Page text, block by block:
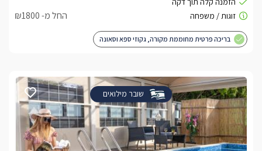
החל מ- ₪1800
בריכה פרטית מחוממת מקורה, גקוזי ספא וסאונה
שובר מילואים